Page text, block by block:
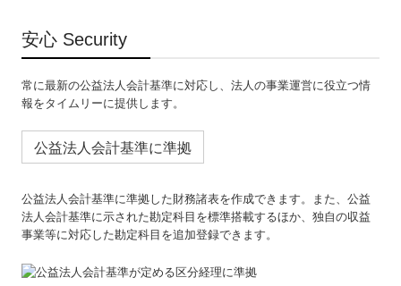
安心 Security
常に最新の公益法人会計基準に対応し、法人の事業運営に役立つ情
報をタイムリーに提供します。
公益法人会計基準に準拠
公益法人会計基準に準拠した財務諸表を作成できます。また、公益
法人会計基準に示された勘定科目を標準搭載するほか、独自の収益
事業等に対応した勘定科目を追加登録できます。